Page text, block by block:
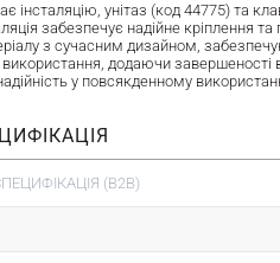
унітаз (код 44775) та
забезпечує надійне кріплення
з сучасним дизайном,
додаючи
у повсякденному
(B2B)